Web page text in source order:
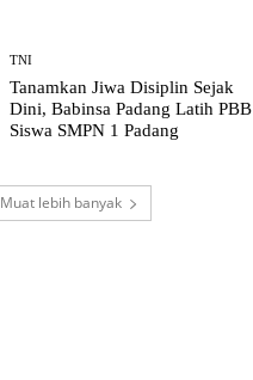
TNI
Tanamkan Jiwa Disiplin Sejak
Dini, Babinsa Padang Latih PBB
Siswa SMPN 1 Padang
Muat lebih banyak